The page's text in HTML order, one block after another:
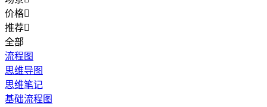
价格
推荐
全部
流程图
思维导图
思维笔记
基础流程图